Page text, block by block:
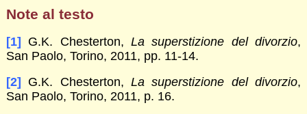
Note al testo
[1] G.K. Chesterton, La superstizione del divorzio,
San Paolo, Torino, 2011, pp. 11-14.
[2]
G.K. Chesterton, La superstizione del divorzio,
San Paolo, Torino, 2011, p. 16.